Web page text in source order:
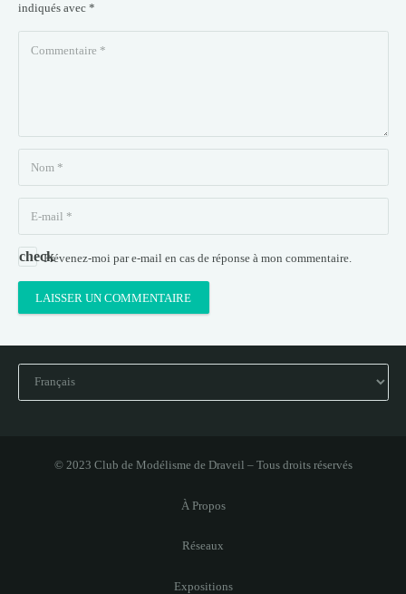
indiqués avec *
Prévenez-moi par e-mail en cas de réponse à mon commentaire.
LAISSER UN COMMENTAIRE
une
© 2023 Club de Modélisme de Draveil – Tous droits réservés
À Propos
Réseaux
Expositions